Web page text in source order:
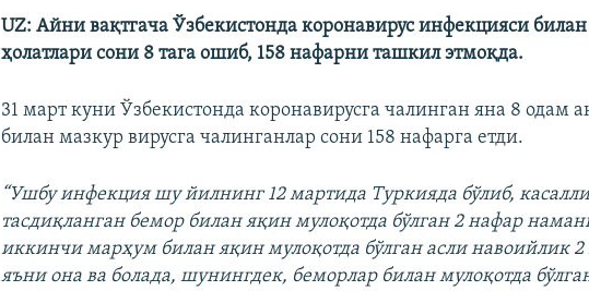
UZ: Айни вақтгача Ўзбекистонда коронавирус инфекцияси
ҳолатлари сони 8 тага ошиб, 158 нафарни ташкил этмоқда.
31 март куни Ўзбекистонда коронавирусга чалинган яна 8 одам
билан мазкур вирусга чалинганлар сони 158 нафарга етди.
“Ушбу инфекция шу йилнинг 12 мартида Туркияда бўлиб,
тасдиқланган бемор билан яқин мулоқотда бўлган 2 нафар
иккинчи марҳум билан яқин мулоқотда бўлган асли навоийлик
яъни она ва болада, шунингдек, беморлар билан мулоқотда